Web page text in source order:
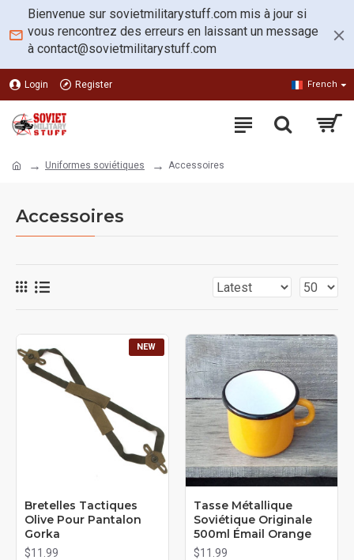
Bienvenue sur sovietmilitarystuff.com mis à jour si
vous rencontrez des erreurs en laissant un message
à contact@sovietmilitarystuff.com
Login Register French
Uniformes soviétiques Accessoires
Accessoires
NEW
Bretelles Tactiques
Olive Pour Pantalon
Gorka
$11.99
Tasse Métallique
Soviétique Originale
500ml Émail Orange
$11.99